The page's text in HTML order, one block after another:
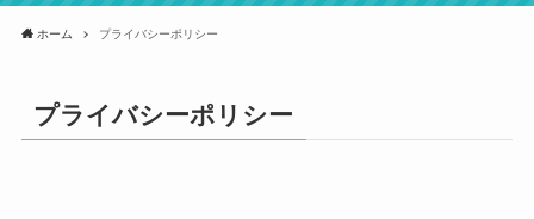
ホーム プライバシーポリシー
プライバシーポリシー